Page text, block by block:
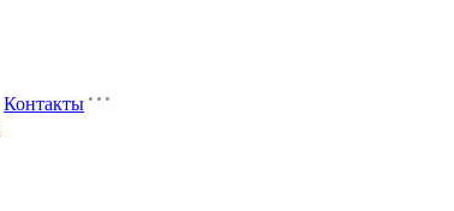
Контакты